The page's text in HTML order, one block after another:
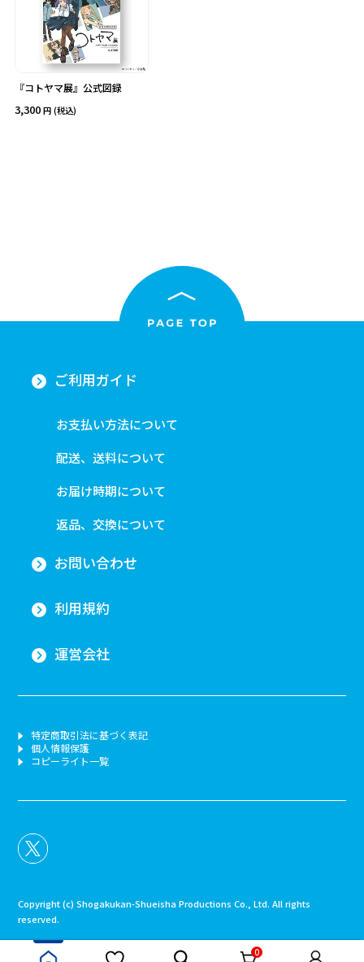
『コトヤマ展』公式図録
3,300 (税込)
ご利用ガイド
お支払い方法について
配送、送料について
お届け時期について
返品、交換について
お問い合わせ
利用規約
運営会社
特定商取引法に基づく表記
個人情報保護
コピーライト一覧
Copyright (c) Shogakukan-Shueisha Productions Co., Ltd. All rights
reserved.
クリア
0